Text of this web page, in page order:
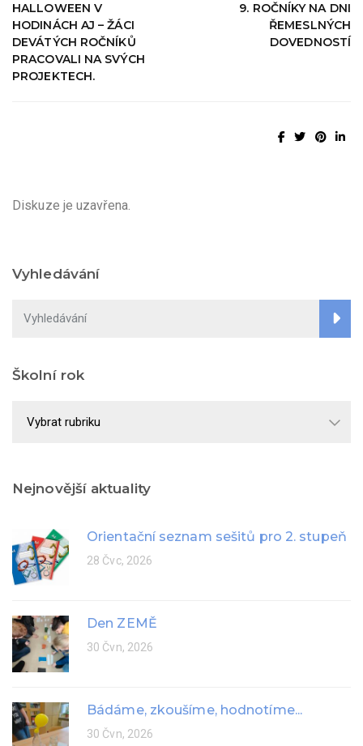
HALLOWEEN V
HODINÁCH AJ – ŽÁCI
DEVÁTÝCH ROČNÍKŮ
PRACOVALI NA SVÝCH
PROJEKTECH.
9. ROČNÍKY NA DNI
ŘEMESLNÝCH
DOVEDNOSTÍ
Diskuze je uzavřena.
Vyhledávání
Školní rok
rok
Nejnovější aktuality
Orientační seznam sešitů pro 2. stupeň
28 Čvc, 2026
Den ZEMĚ
30 Čvn, 2026
Bádáme, zkoušíme, hodnotíme...
30 Čvn, 2026